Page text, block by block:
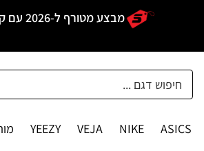
מבצע מטורף ל-2026 עם קוד הקופון –
ASICS
NIKE
VEJA
YEEZY